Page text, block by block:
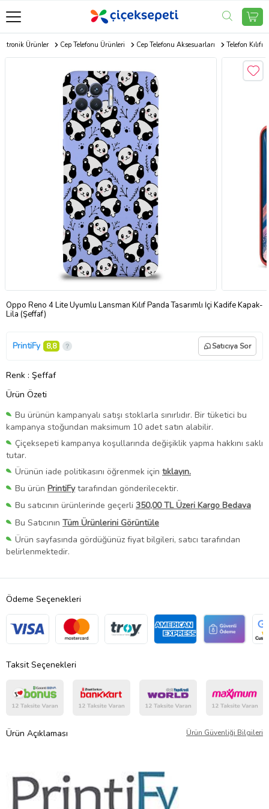
Ürünler Cep Telefonu Ürünleri Cep Telefonu Aksesuarları Telefon Kılıfı
Oppo Reno 4 Lite Uyumlu Lansman Kılıf Panda Tasarımlı İçi Kadife Kapak-
Lila (Şeffaf)
PrintiFy 8,8 Satıcıya Sor
Renk : Şeffaf
Ürün Özeti
Bu ürünün kampanyalı satışı stoklarla sınırlıdır. Bir tüketici bu
kampanya stoğundan maksimum 10 adet satın alabilir.
Çiçeksepeti kampanya koşullarında değişiklik yapma hakkını saklı
tutar.
Ürünün iade politikasını öğrenmek için tıklayın.
Bu ürün PrintiFytarafından gönderilecektir.
Bu satıcının ürünlerinde geçerli 350,00 TL Üzeri Kargo Bedava
Bu Satıcının Tüm Ürünlerini Görüntüle
Ürün sayfasında gördüğünüz fiyat bilgileri, satıcı tarafından
belirlenmektedir.
Ödeme Seçenekleri
Taksit Seçenekleri
Ürün Açıklaması Ürün Güvenliği Bilgileri